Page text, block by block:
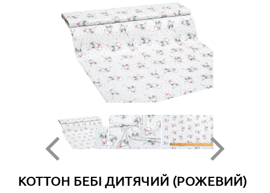
КОТТОН БЕБІ ДИТЯЧИЙ (РОЖЕВИЙ)